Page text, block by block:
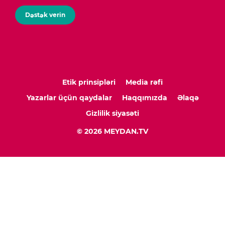
Dəstək verin
Etik prinsipləri
Media rəfi
Yazarlar üçün qaydalar
Haqqımızda
Əlaqə
Gizlilik siyasəti
© 2026 MEYDAN.TV